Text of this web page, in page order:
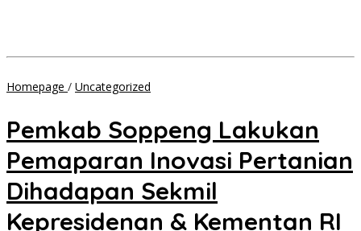
Homepage / Uncategorized
Lakukan
Pemaparan
Inovasi
Pertanian
Dihadapan
Sekmil
Kepresidenan
Pemkab Soppeng Lakukan
Pemaparan Inovasi Pertanian
Dihadapan Sekmil
Kepresidenan & Kementan RI